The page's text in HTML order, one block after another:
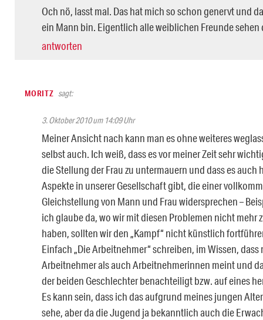
Och nö, lasst mal. Das hat mich so schon genervt und
ein Mann bin. Eigentlich alle weiblichen Freunde sehen
antworten
MORITZ sagt:
3. Oktober 2010 um 14:09 Uhr
Meiner Ansicht nach kann man es ohne weiteres
selbst auch. Ich weiß, dass es vor meiner Zeit sehr
die Stellung der Frau zu untermauern und dass es auch
Aspekte in unserer Gesellschaft gibt, die einer
Gleichstellung von Mann und Frau widersprechen –
ich glaube da, wo wir mit diesen Problemen nicht mehr
haben, sollten wir den „Kampf“ nicht künstlich
Einfach „Die Arbeitnehmer“ schreiben, im Wissen,
Arbeitnehmer als auch Arbeitnehmerinnen meint und
der beiden Geschlechter benachteiligt bzw. auf eines
Es kann sein, dass ich das aufgrund meines jungen
sehe, aber da die Jugend ja bekanntlich auch die